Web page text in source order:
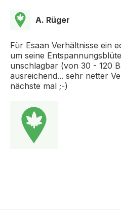
A. Rüger
Für Esaan Verhältnisse ein
um seine
unschlagbar (von 30 - 120
ausreichend... sehr netter
nächste mal ;-)